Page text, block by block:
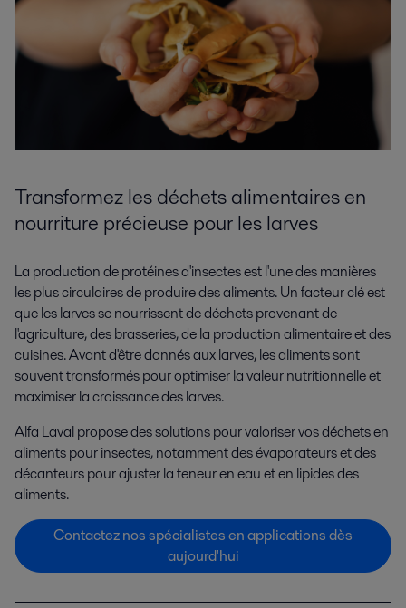
Transformez lesdéchetsalimentairesen
nourriture précieuse pour les larves
La production de protéines d'insectes est l'une des manières
les plus circulaires de produire des aliments. Un facteur clé est
que les larves se nourrissent de déchets provenant de
l'agriculture, des brasseries, de la production alimentaire et des
cuisines. Avant d'être donnés aux larves, les aliments sont
souvent transformés pour optimiser la valeur nutritionnelle et
maximiser la croissance des larves.
Alfa Laval propose des solutions pour valoriser vos déchets en
aliments pour insectes, notamment des évaporateurs et des
décanteurs pour ajuster la teneur en eau et en lipides des
aliments.
Contactez nos spécialistes en applications dès
aujourd'hui